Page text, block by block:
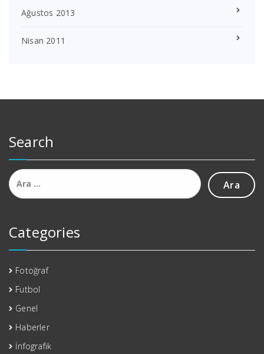
Ağustos 2013
Nisan 2011
Search
Arama:
Categories
Fotoğraf
Futbol
Genel
Haberler
İnfografik